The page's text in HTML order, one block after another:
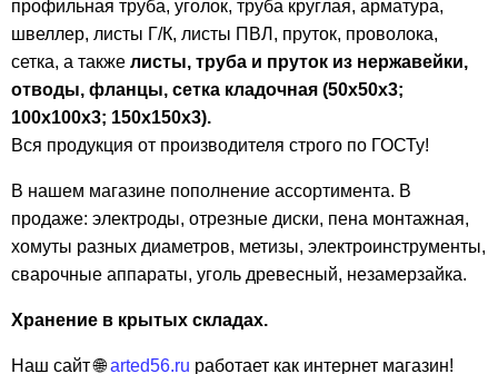
профильная труба, уголок, труба круглая, арматура,
швеллер, листы Г/К, листы ПВЛ, пруток, проволока,
сетка, а также листы, труба и пруток из нержавейки,
отводы, фланцы, сетка кладочная (50х50х3;
100х100х3; 150х150х3).
Вся продукция от производителя строго по ГОСТу!
В нашем магазине пополнение ассортимента. В
продаже: электроды, отрезные диски, пена монтажная,
хомуты разных диаметров, метизы, электроинструменты,
сварочные аппараты, уголь древесный, незамерзайка.
Хранение в крытых складах.
Наш сайт 🌐arted56.ru работает как интернет магазин!